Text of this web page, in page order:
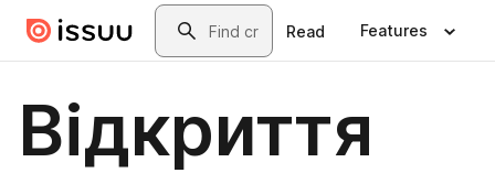
Skip to main contentSearch
Read Features
Відкриття